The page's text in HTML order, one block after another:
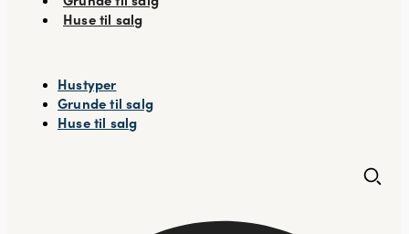
Huse til salg
Hustyper
Grunde til salg
Huse til salg